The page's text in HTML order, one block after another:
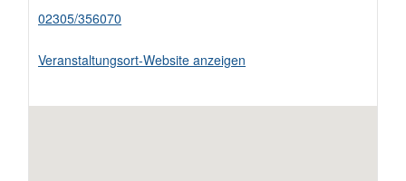
02305/356070
Veranstaltungsort-Website anzeigen